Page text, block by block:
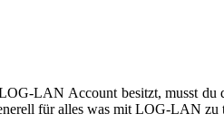
LAN Account besitzt, musst
für alles was mit LOG-LAN zu